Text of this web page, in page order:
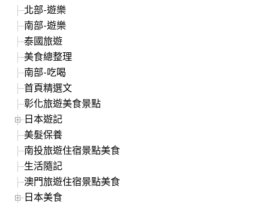
北部-遊樂
南部-遊樂
泰國旅遊
美食總整理
南部-吃喝
首頁精選文
彰化旅遊美食景點
日本遊記
美髮保養
南投旅遊住宿景點美食
生活隨記
澳門旅遊住宿景點美食
日本美食